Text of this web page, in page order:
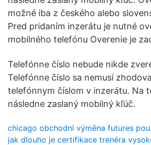
možné iba z českého alebo
Pred pridaním inzerátu je nutné
mobilného telefónu Overenie je
Telefónne číslo nebude nikde
Telefónne číslo sa nemusí
telefónnym číslom v inzerátu. Na
následne zaslaný mobilný kľúč.
chicago obchodní výměna futures
jak dlouho je certifikace trenéra